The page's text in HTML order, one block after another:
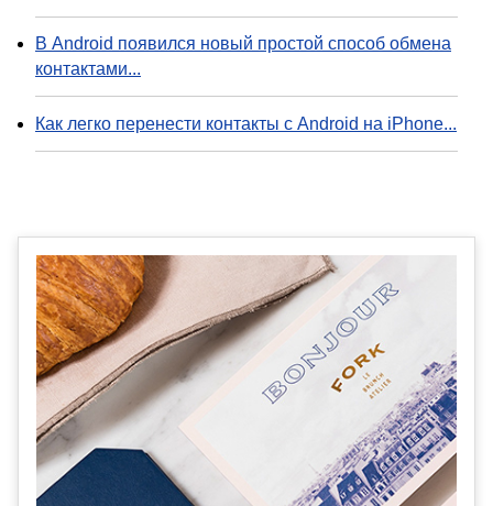
В Android появился новый простой способ обмена
контактами...
Как легко перенести контакты с Android на iPhone...